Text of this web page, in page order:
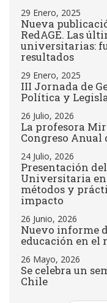
29 Enero, 2025
Nueva
RedAGE. Las
universitarias:
resultados
29 Enero, 2025
III Jornada de
Política y
26 Julio, 2026
La profesora
Congreso Anual
24 Julio, 2026
Presentación
Universitaria en
métodos y
impacto
26 Junio, 2026
Nuevo informe
educación en el
26 Mayo, 2026
Se celebra un
Chile